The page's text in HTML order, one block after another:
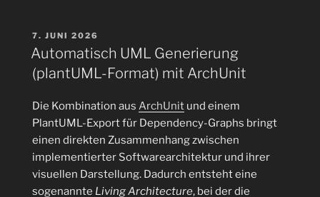
VERÖFFENTLICHT
AM
7. JUNI 2026
Automatisch UML Generierung
(plantUML-Format) mit ArchUnit
Die Kombination aus ArchUnit und einem
PlantUML-Export für Dependency-Graphs bringt
einen direkten Zusammenhang zwischen
implementierter Softwarearchitektur und ihrer
visuellen Darstellung. Dadurch entsteht eine
sogenannte Living Architecture, bei der die